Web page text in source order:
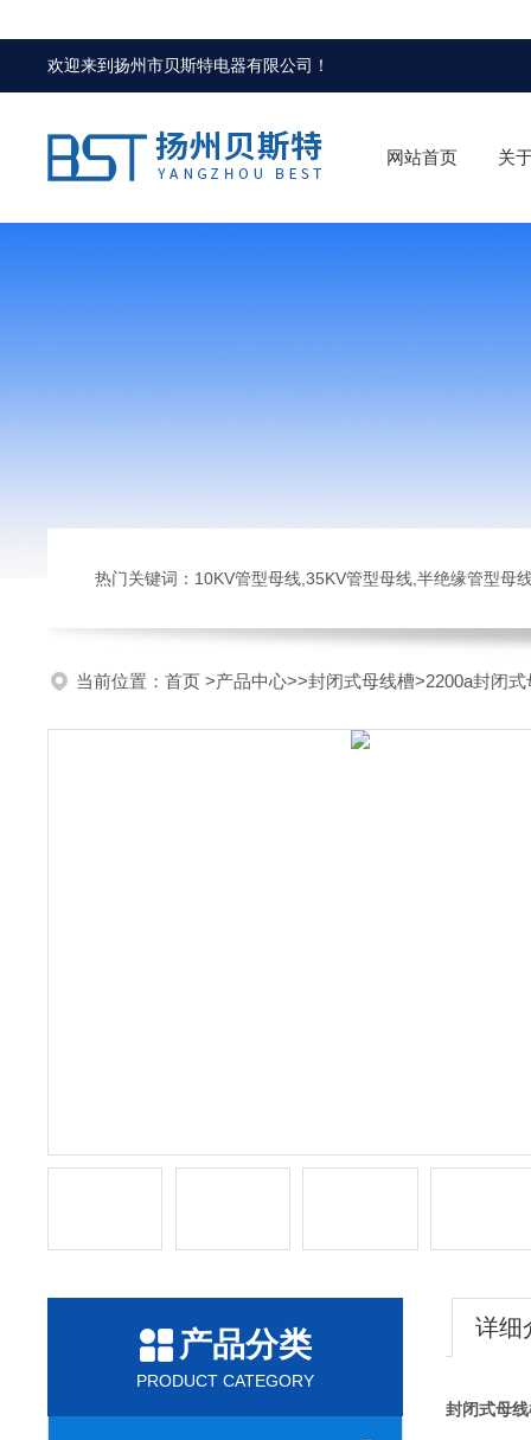
欢迎来到扬州市贝斯特电器有限公司 ！
网站首页 关
热门关键词：10KV管型母线,35KV管型母线,半绝缘管型母
当前位置： 首页 >产品中心>>封闭式母线槽>2200a封闭式
产品分类
PRODUCT CATEGORY
详细
封闭式母